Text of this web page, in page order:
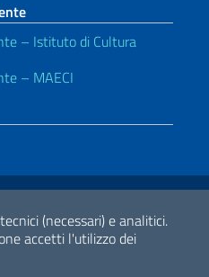
(necessari) e analitici.
accetti l'utilizzo dei
– Istituto di Cultura
– MAECI